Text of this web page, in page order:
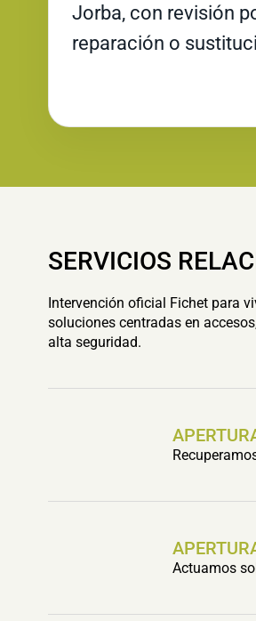
Jorba, con revisión
reparación o
SERVICIOS
Intervención oficial Fichet para
soluciones centradas en
alta seguridad.
Actuamos